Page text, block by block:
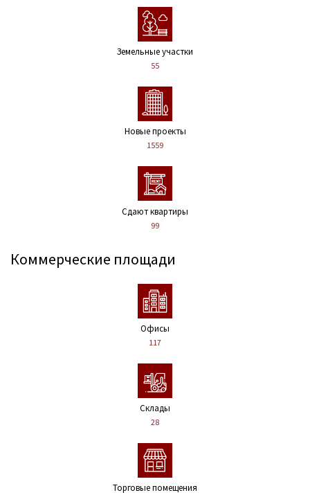
Земельные участки
55
Новые проекты
1559
Сдают квартиры
99
Коммерческие площади
Офисы
117
Склады
28
Торговые помещения